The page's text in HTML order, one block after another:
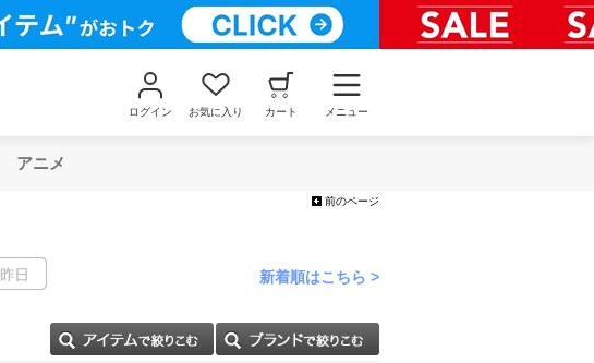
ログイン お気に入り カート メニュー
アニメ
前のページ
新着順はこちら >